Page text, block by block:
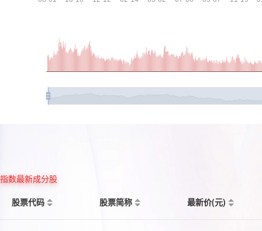
指数最新成分股
股票代码
股票简称 最新价(元)